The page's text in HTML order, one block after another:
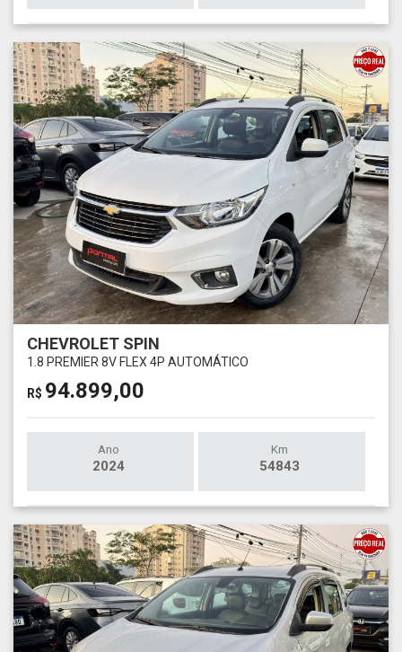
CHEVROLET SPIN
1.8 PREMIER 8V FLEX 4P AUTOMÁTICO
R$ 94.899,00
Ano
2024
Km
54843